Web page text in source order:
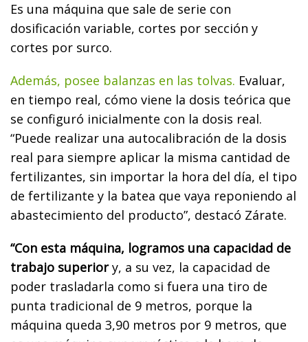
Es una máquina que sale de serie con
dosificación variable, cortes por sección y
cortes por surco.
Además, posee balanzas en las tolvas. Evaluar,
en tiempo real, cómo viene la dosis teórica que
se configuró inicialmente con la dosis real.
“Puede realizar una autocalibración de la dosis
real para siempre aplicar la misma cantidad de
fertilizantes, sin importar la hora del día, el tipo
de fertilizante y la batea que vaya reponiendo al
abastecimiento del producto”, destacó Zárate.
“Con esta máquina, logramos una capacidad de
trabajo superiory, a su vez, la capacidad de
poder trasladarla como si fuera una tiro de
punta tradicional de 9 metros, porque la
máquina queda 3,90 metros por 9 metros, que